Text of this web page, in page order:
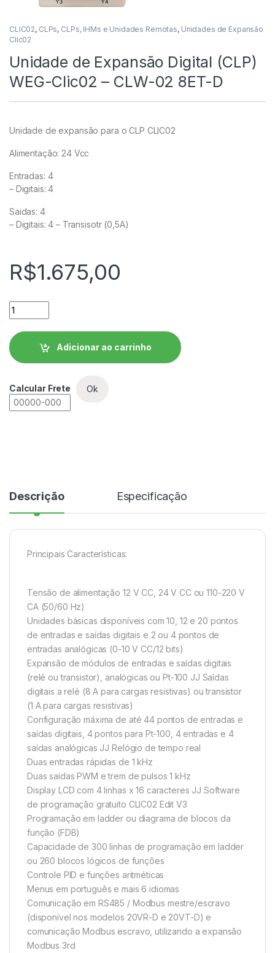
CLIC02, CLPs, CLPs, IHMs e Unidades Remotas, Unidades de Expansão
Clic02
Unidade de Expansão Digital (CLP)
WEG-Clic02 – CLW-02 8ET-D
Unidade de expansão para o CLP CLIC02
Alimentação: 24 Vcc
Entradas: 4
– Digitais: 4
Saidas: 4
– Digitais: 4 – Transisotr (0,5A)
R$1.675,00
Unidade de Expansão Digital (CLP) WEG-Clic02 - CLW-02
Adicionar ao carrinho
Calcular Frete Ok
Descrição Especificação
Principais Características:
Tensão de alimentação 12 V CC, 24 V CC ou 110-220 V
CA (50/60 Hz)
Unidades básicas disponíveis com 10, 12 e 20 pontos
de entradas e saídas digitais e 2 ou 4 pontos de
entradas analógicas (0-10 V CC/12 bits)
Expansão de módulos de entradas e saídas digitais
(relé ou transistor), analógicas ou Pt-100 JJ Saídas
digitais a relé (8 A para cargas resistivas) ou transistor
(1 A para cargas resistivas)
Configuração máxima de até 44 pontos de entradas e
saídas digitais, 4 pontos para Pt-100, 4 entradas e 4
saídas analógicas JJ Relógio de tempo real
Duas entradas rápidas de 1 kHz
Duas saídas PWM e trem de pulsos 1 kHz
Display LCD com 4 linhas x 16 caracteres JJ Software
de programação gratuito CLIC02 Edit V3
Programação em ladder ou diagrama de blocos da
função (FDB)
Capacidade de 300 linhas de programação em ladder
ou 260 blocos lógicos de funções
Controle PID e funções aritméticas
Menus em português e mais 6 idiomas
Comunicação em RS485 / Modbus mestre/escravo
(disponível nos modelos 20VR-D e 20VT-D) e
comunicação Modbus escravo, utilizando a expansão
Modbus 3rd